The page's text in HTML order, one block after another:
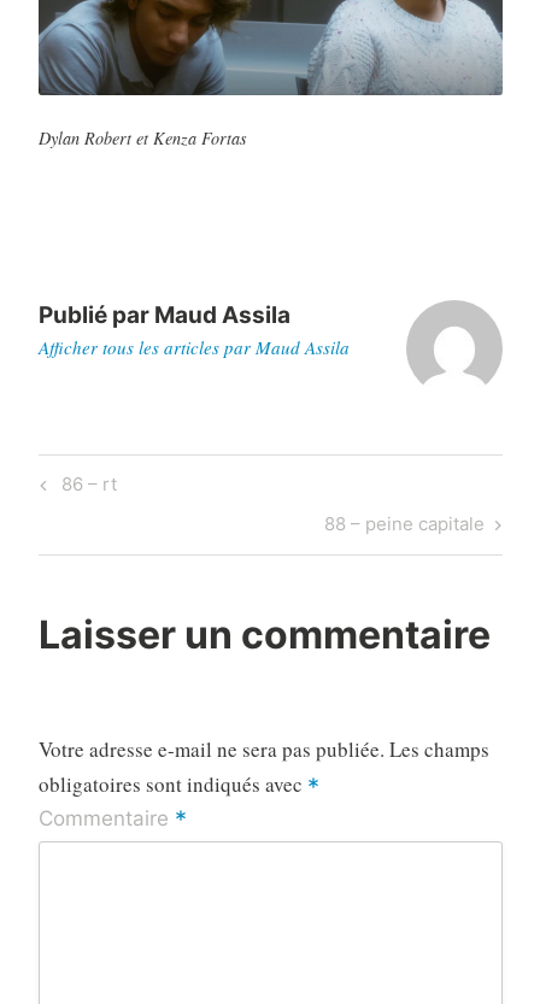
Dylan Robert et Kenza Fortas
Publié par Maud Assila
Afficher tous les articles par Maud Assila
Navigation
Previous
86 – rt
Next
Post
88 – peine capitale
Laisser un commentaire
Votre adresse e-mail ne sera pas publiée. Les champs
obligatoires sont indiqués avec *
Commentaire *